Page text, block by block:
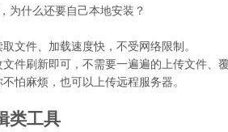
为什么还要自己本地安装？
文件、加载速度快，不受网络限制。
件刷新即可，不需要一遍遍的上传文件、覆
怕麻烦，也可以上传远程服务器。
类工具